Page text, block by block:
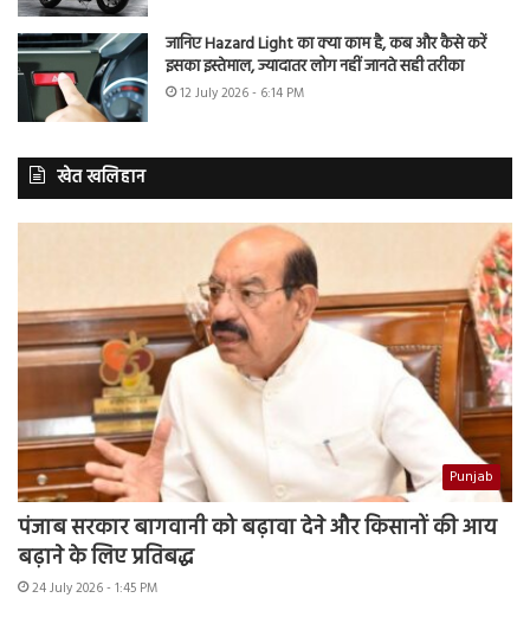
जानिए Hazard Light का क्या काम है, कब और कैसे करें
इसका इस्तेमाल, ज्यादातर लोग नहीं जानते सही तरीका
12 July 2026 - 6:14 PM
खेत खलिहान
Punjab
पंजाब सरकार बागवानी को बढ़ावा देने और किसानों की आय
बढ़ाने के लिए प्रतिबद्ध
24 July 2026 - 1:45 PM